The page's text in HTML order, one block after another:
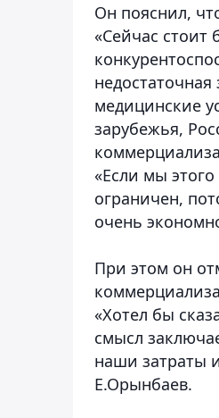
Он пояснил,
«Сейчас
медицинские
зарубежья,
«Если мы
ограничен,
очень
При этом он
«Хотел бы
смысл
наши затраты
Е.Орынбаев.